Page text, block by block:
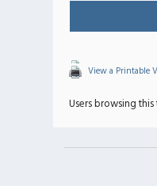
View a Printable
Users browsing this